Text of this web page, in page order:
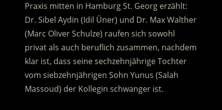
Praxis mitten in Hamburg St. Georg erzählt:
Dr. Sibel Aydin (Idil Üner) und Dr. Max Walther
(Marc Oliver Schulze) raufen sich sowohl
privat als auch beruflich zusammen, nachdem
klar ist, dass seine sechzehnjährige Tochter
vom siebzehnjährigen Sohn Yunus (Salah
Massoud) der Kollegin schwanger ist.